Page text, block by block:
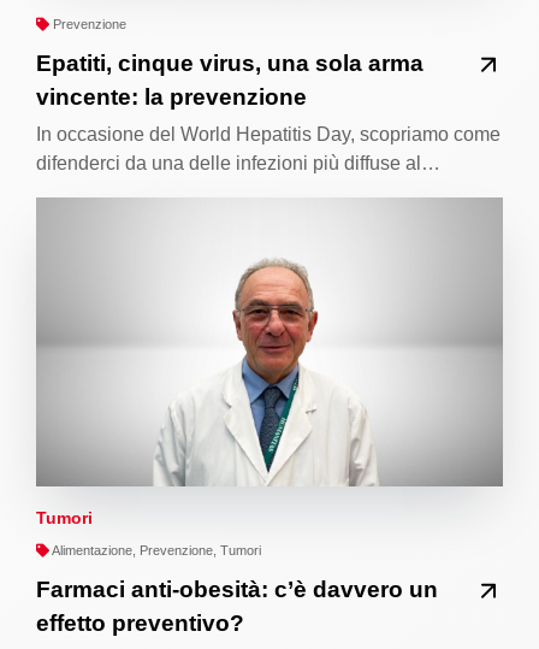
Prevenzione
Epatiti, cinque virus, una sola arma
vincente: la prevenzione
In occasione del World Hepatitis Day, scopriamo come
difenderci da una delle infezioni più diffuse al…
Tumori
Alimentazione, Prevenzione, Tumori
Farmaci anti-obesità: c’è davvero un
effetto preventivo?